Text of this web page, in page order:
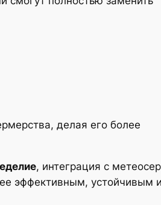
делая его более
, интеграция с
эффективным, устойчивым и